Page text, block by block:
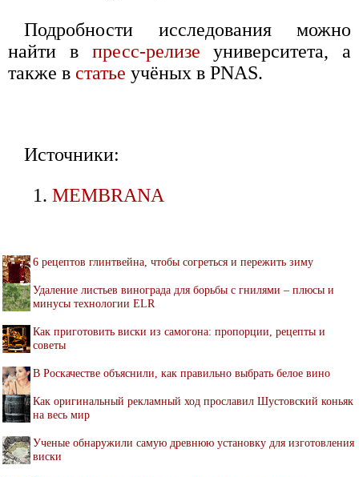
Подробности исследования можно
найти в пресс-релизе университета, а
также в статье учёных в PNAS.
Источники:
MEMBRANA
6 рецептов глинтвейна, чтобы согреться и пережить зиму
Удаление листьев винограда для борьбы с гнилями – плюсы и
минусы технологии ELR
Как приготовить виски из самогона: пропорции, рецепты и
советы
В Роскачестве объяснили, как правильно выбрать белое вино
Как оригинальный рекламный ход прославил Шустовский коньяк
на весь мир
Ученые обнаружили самую древнюю установку для изготовления
виски